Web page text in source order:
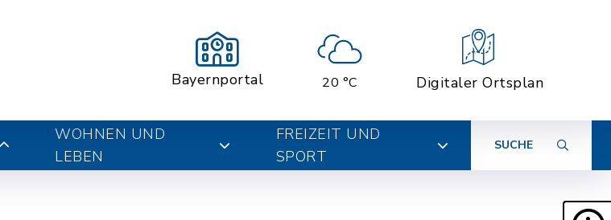
Bayernportal 20 °C Digitaler Ortsplan
WOHNEN UND
LEBEN
FREIZEIT UND
SPORT
SUCHE